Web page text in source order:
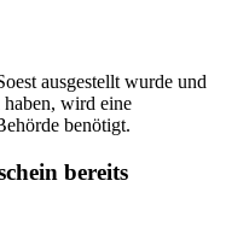
ausgestellt wurde und
wird eine
benötigt.
bereits